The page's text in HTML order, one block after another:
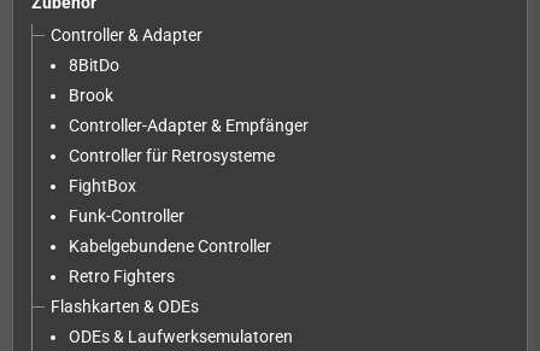
Controller & Adapter
8BitDo
Brook
Controller-Adapter & Empfänger
Controller für Retrosysteme
FightBox
Funk-Controller
Kabelgebundene Controller
Retro Fighters
Flashkarten & ODEs
ODEs & Laufwerksemulatoren